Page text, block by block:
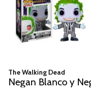
The Walking Dead
Negan Blanco y